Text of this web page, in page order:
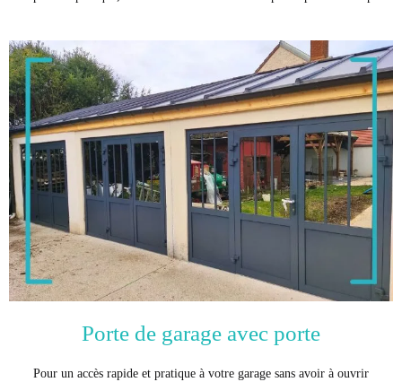
Porte de garage avec porte
Pour un accès rapide et pratique à votre garage sans avoir à ouvrir